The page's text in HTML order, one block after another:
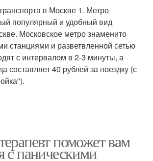
в Москве 1. Метро
популярный и удобный вид
Московское метро знаменито
станциями и разветвленной сетью
с интервалом в 2-3 минуты, а
составляет 40 рублей за поездку (с
поможет вам
с паническими